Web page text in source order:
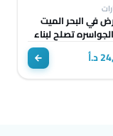
في البحر الميت
تصلح لبناء